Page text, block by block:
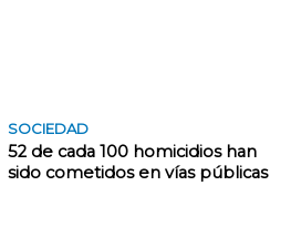
SOCIEDAD
52 de cada 100 homicidios han
sido cometidos en vías públicas